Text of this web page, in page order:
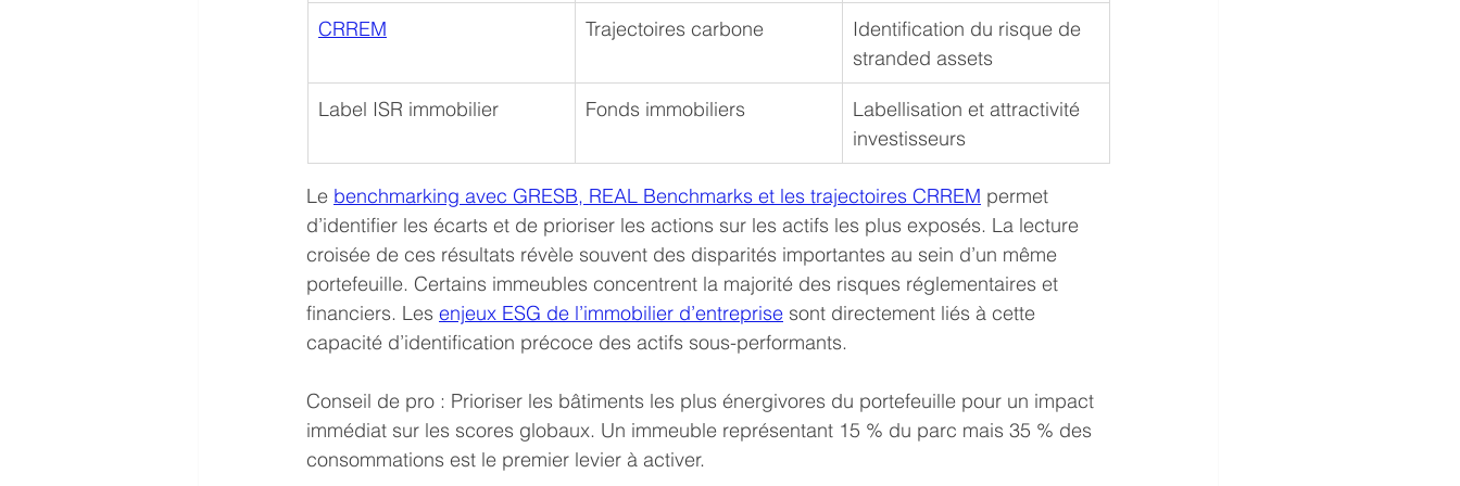
CRREM Trajectoires carbone
Identification du risque de
stranded assets
Label ISR immobilier Fonds immobiliers
Labellisation et attractivité
investisseurs
Le benchmarking avec GRESB, REAL Benchmarks et les trajectoires CRREM permet
d’identifier les écarts et de prioriser les actions sur les actifs les plus exposés. La lecture
croisée de ces résultats révèle souvent des disparités importantes au sein d’un même
portefeuille. Certains immeubles concentrent la majorité des risques réglementaires et
financiers. Les enjeux ESG de l’immobilier d’entreprise sont directement liés à cette
capacité d’identification précoce des actifs sous-performants.
Conseil de pro : Prioriser les bâtiments les plus énergivores du portefeuille pour un impact
immédiat sur les scores globaux. Un immeuble représentant 15 % du parc mais 35 % des
consommations est le premier levier à activer.